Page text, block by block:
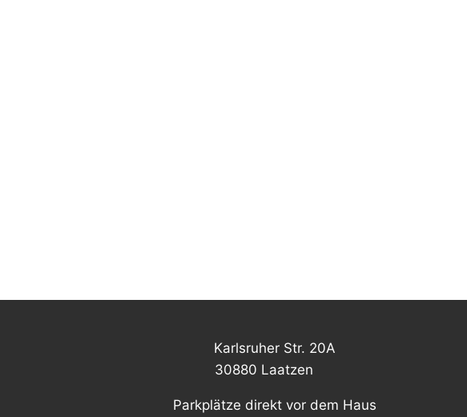
Karlsruher Str. 20A
30880 Laatzen
Parkplätze direkt vor dem Haus